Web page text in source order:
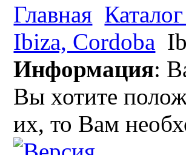
Главная
Ibiza, Cordoba
Информация:
Вы хотите
их, то Вам